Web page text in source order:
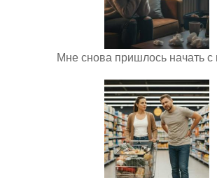
Мне снова пришлось начать